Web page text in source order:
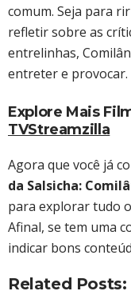
comum. Seja para
refletir sobre as
entrelinhas,
entreter e provocar.
Explore Mais
TVStreamzilla
Agora que você já
da Salsicha:
para explorar tudo
Afinal, se tem uma
indicar bons
Related Posts: